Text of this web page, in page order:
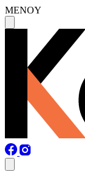
MENOY